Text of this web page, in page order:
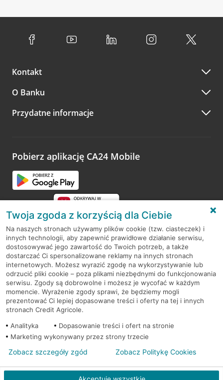
Kontakt
O Banku
Przydatne informacje
Pobierz aplikację CA24 Mobile
RODO
Regulamin serwisu
Mapa serwisu
PolitykaCookies
© 2026 Credit Agricole Bank Polska S.A. Wszelkie prawa zastrzeżone
Twoja zgoda z korzyścią dla Ciebie
Na naszych stronach używamy plików cookie (tzw. ciasteczek) i
innych technologii, aby zapewnić prawidłowe działanie serwisu,
dostosowywać jego zawartość do Twoich potrzeb, a także
dostarczać Ci spersonalizowane reklamy na innych stronach
internetowych. Możesz wyrazić zgodę na wykorzystywanie lub
odrzucić pliki cookie – poza plikami niezbędnymi do funkcjonowania
serwisu. Zgody są dobrowolne i możesz je wycofać w każdym
momencie. Wyrażenie zgody sprawi, że będziemy mogli
prezentować Ci lepiej dopasowane treści i oferty na tej i innych
stronach Credit Agricole.
Analityka
Dopasowanie treści i ofert na stronie
Marketing wykonywany przez strony trzecie
Zobacz szczegóły zgód Zobacz Politykę Cookies